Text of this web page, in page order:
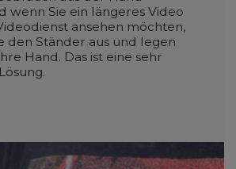
wenn Sie ein längeres Video
ansehen möchten,
den Ständer aus und legen
Hand. Das ist eine sehr